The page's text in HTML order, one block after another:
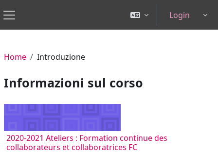
Pannello laterale
Login
Home Introduzione
Informazioni sul corso
2020-2021 Ateliers : Formation continue des
collaborateurs et collaboratrices FC